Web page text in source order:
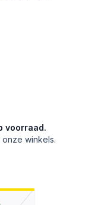
voorraad.
winkels.